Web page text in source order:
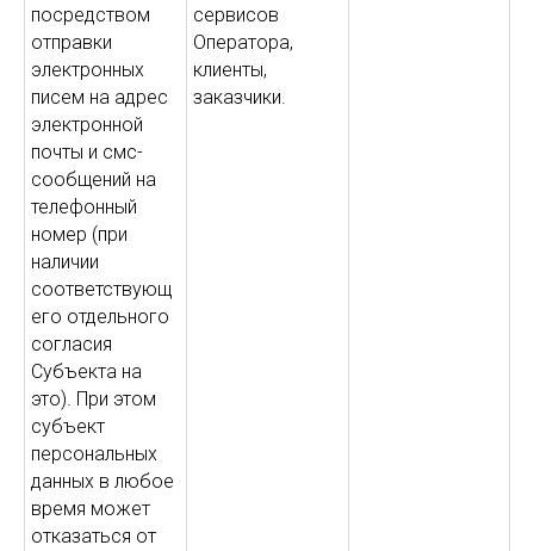
посредством
отправки
электронных
писем на адрес
электронной
почты и смс-
сообщений на
телефонный
номер (при
наличии
соответствующ
его отдельного
согласия
Субъекта на
это). При этом
субъект
персональных
данных в любое
время может
отказаться от
сервисов
Оператора,
клиенты,
заказчики.